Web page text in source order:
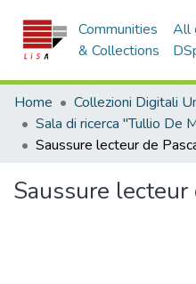
Communities
& Collections
All
Home
Saussure lecteur de
Saussure lecteur